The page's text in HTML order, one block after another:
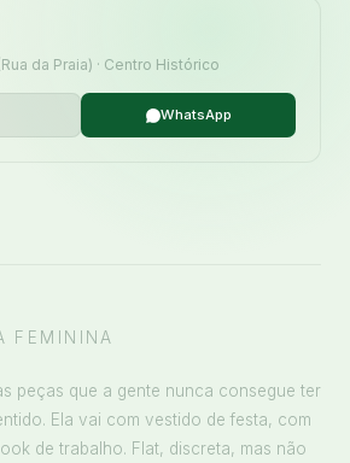
da Praia) · Centro Histórico
WhatsApp
FEMININA
peças que a gente nunca consegue ter
Ela vai com vestido de festa, com
de trabalho. Flat, discreta, mas não